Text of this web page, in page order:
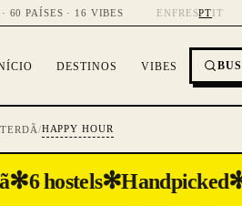
60 PAÍSES · 16 VIBES EN FR ESPTIT
DESTINOS VIBES
/HAPPY HOUR
✻6 hostels✻Handpicked